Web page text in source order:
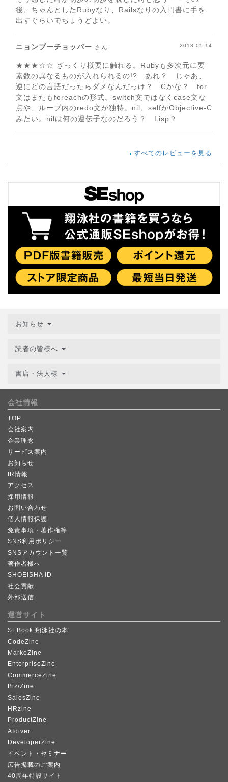
後、ちゃんとしたRubyなり、Railsなりの入門書に手を
出すぐらいでちょうどよい。
ニョンブーチョッパー さん 2018-05-14
★★★☆☆ ざっくり概要に触れる。Rubyも多次元に要
素数の異なるものが入れられるの!? あれ？ じゃあ、
逆にどの言語だったらダメなんだっけ？ Cかな？ for
文はまたもforeachの形式。switch文ではなくcase文な
点や、ループ内のredo文が独特。nil、selfがObjective-C
みたい。nilは何の遺伝子なのだろう？ Lisp？
すべてのレビューを見る
お知らせ
読者の皆様へ
書店・法人様
会社情報
TOP
会社案内
企業理念
サービス案内
お知らせ
IR情報
アクセス
採用情報
お問い合わせ
個人情報保護
免責事項・著作権等
SNS利用ポリシー
SNSアカウント一覧
著作者様へ
SHOEISHA iD
社会貢献
外部送信
運営サイト
SEBook 翔泳社の本
CodeZine
MarkeZine
EnterpriseZine
CommerceZine
Biz/Zine
SalesZine
HRzine
ProductZine
AIdiver
DeveloperZine
イベント・セミナー
広告掲載のご案内
40周年特設サイト